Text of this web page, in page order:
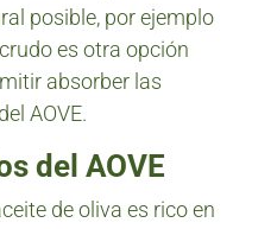
posible, por ejemplo
es otra opción
absorber las
AOVE.
del AOVE
de oliva es rico en